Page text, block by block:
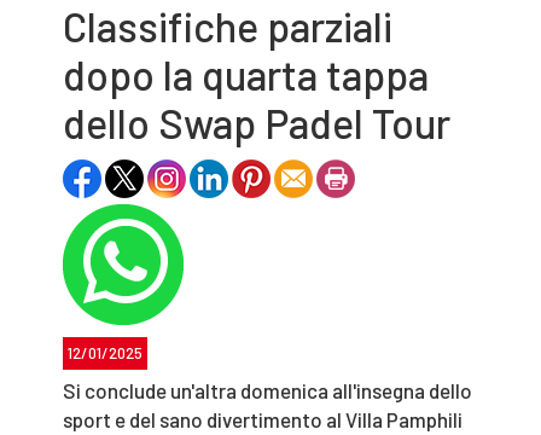
Classifiche parziali
dopo la quarta tappa
dello Swap Padel Tour
12/01/2025
Si conclude un'altra domenica all'insegna dello
sport e del sano divertimento al Villa Pamphili